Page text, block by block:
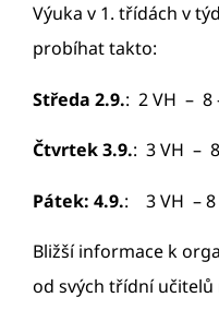
Výuka v 1. třídách v
probíhat takto:
Středa 2.9.: 2 VH – 8
Čtvrtek 3.9.: 3 VH –
Pátek: 4.9.: 3 VH – 8
Bližší informace k
od svých třídní učitelů